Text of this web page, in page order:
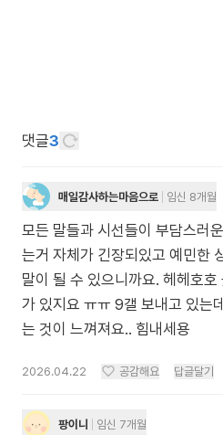
댓글3
매일감사하는마음으로 임신 8개월
모든 말들과 시선들이 부담스러
는거 자체가 긴장되있고 예민한
말이 될 수 있으니까요. 헤헤호호
가 있지요 ㅠㅠ 9갤 보내고 있는
는 것이 느껴져요.. 힘내세용
2026.04.22 공감해요 답글달기
팡이니 임신 7개월